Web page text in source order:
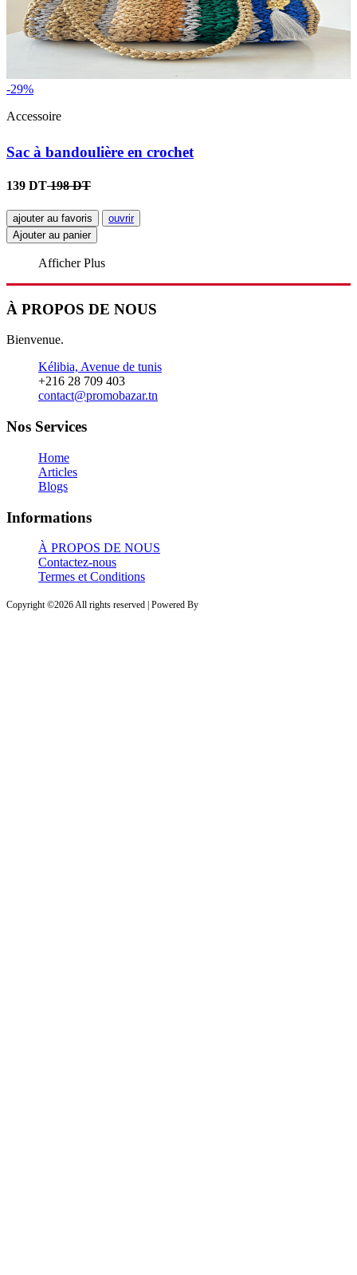
-29%
Accessoire
Sac à bandoulière en crochet
139 DT198 DT
ajouter au favoris
ouvrir
Ajouter au panier
Afficher Plus
À PROPOS DE NOUS
Bienvenue.
Kélibia, Avenue de tunis
+216 28 709 403
contact@promobazar.tn
Nos Services
Home
Articles
Blogs
Informations
À PROPOS DE NOUS
Contactez-nous
Termes et Conditions
Copyright ©2026 All rights reserved | Powered By